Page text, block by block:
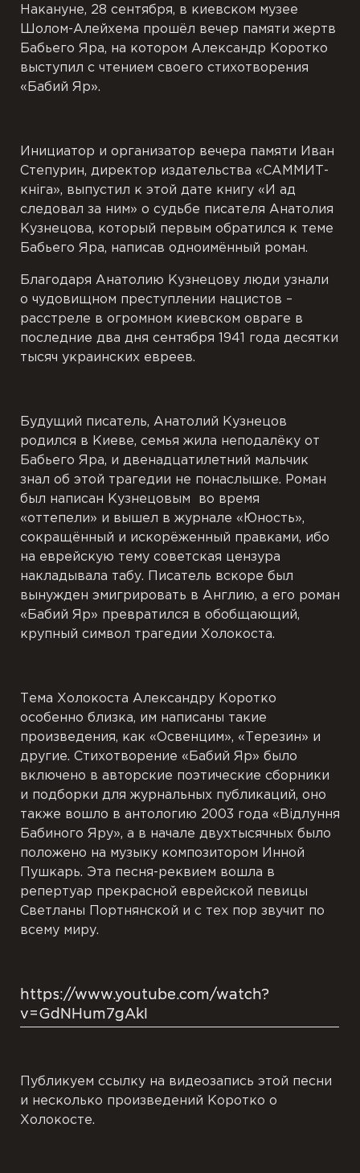
Накануне, 28 сентября, в киевском музее
Шолом-Алейхема прошёл вечер памяти жертв
Бабьего Яра, на котором Александр Коротко
выступил с чтением своего стихотворения
«Бабий Яр».
Инициатор и организатор вечера памяти Иван
Степурин, директор издательства «САММИТ-
кнiга», выпустил к этой дате книгу «И ад
следовал за ним» о судьбе писателя Анатолия
Кузнецова, который первым обратился к теме
Бабьего Яра, написав одноимённый роман.
Благодаря Анатолию Кузнецову люди узнали
о чудовищном преступлении нацистов –
расстреле в огромном киевском овраге в
последние два дня сентября 1941 года десятки
тысяч украинских евреев.
Будущий писатель, Анатолий Кузнецов
родился в Киеве, семья жила неподалёку от
Бабьего Яра, и двенадцатилетний мальчик
знал об этой трагедии не понаслышке. Роман
был написан Кузнецовым во время
«оттепели» и вышел в журнале «Юность»,
сокращённый и искорёженный правками, ибо
на еврейскую тему советская цензура
накладывала табу. Писатель вскоре был
вынужден эмигрировать в Англию, а его роман
«Бабий Яр» превратился в обобщающий,
крупный символ трагедии Холокоста.
Тема Холокоста Александру Коротко
особенно близка, им написаны такие
произведения, как «Освенцим», «Терезин» и
другие. Стихотворение «Бабий Яр» было
включено в авторские поэтические сборники
и подборки для журнальных публикаций, оно
также вошло в антологию 2003 года «Вiдлуння
Бабиного Яру», а в начале двухтысячных было
положено на музыку композитором Инной
Пушкарь. Эта песня-реквием вошла в
репертуар прекрасной еврейской певицы
Светланы Портнянской и с тех пор звучит по
всему миру.
https://www.youtube.com/watch?
v=GdNHum7gAkI
Публикуем ссылку на видеозапись этой песни
и несколько произведений Коротко о
Холокосте.